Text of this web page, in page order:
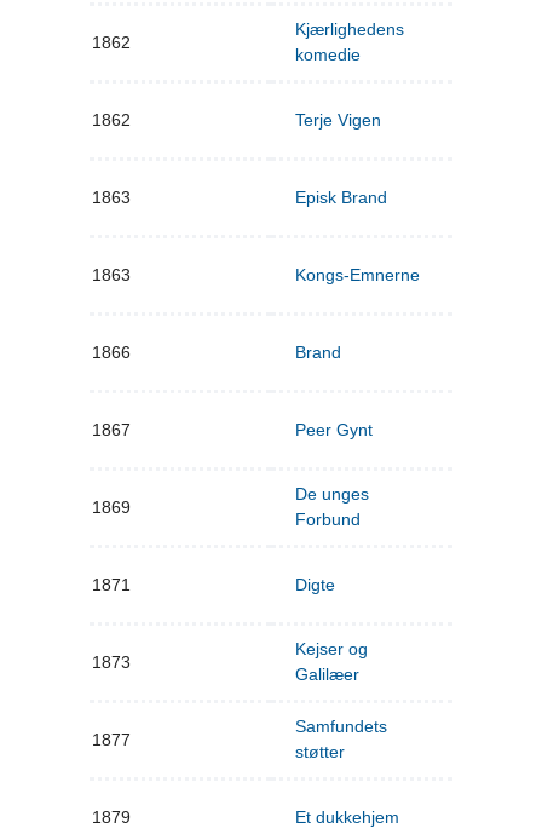
1862
Kjærlighedens
komedie
1862 Terje Vigen
1863 Episk Brand
1863 Kongs-Emnerne
1866 Brand
1867 Peer Gynt
1869
De unges
Forbund
1871 Digte
1873
Kejser og
Galilæer
1877
Samfundets
støtter
1879 Et dukkehjem